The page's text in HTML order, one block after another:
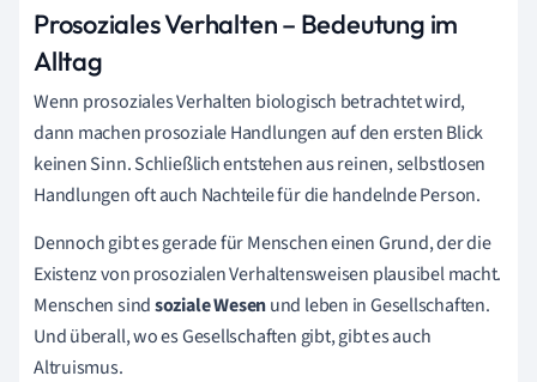
Prosoziales Verhalten – Bedeutung im
Alltag
Wenn prosoziales Verhalten biologisch betrachtet wird,
dann machen prosoziale Handlungen auf den ersten Blick
keinen Sinn. Schließlich entstehen aus reinen, selbstlosen
Handlungen oft auch Nachteile für die handelnde Person.
Dennoch gibt es gerade für Menschen einen Grund, der die
Existenz von prosozialen Verhaltensweisen plausibel macht.
Menschen sindsoziale Wesenund leben in Gesellschaften.
Und überall, wo es Gesellschaften gibt, gibt es auch
Altruismus.